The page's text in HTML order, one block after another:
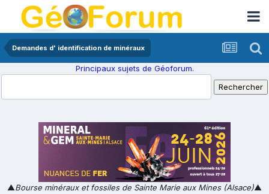
Demandes d' identification de minéraux
Principaux sujets de Géoforum.
▲Bourse minéraux et fossiles de Sainte Marie aux Mines (Alsace)▲